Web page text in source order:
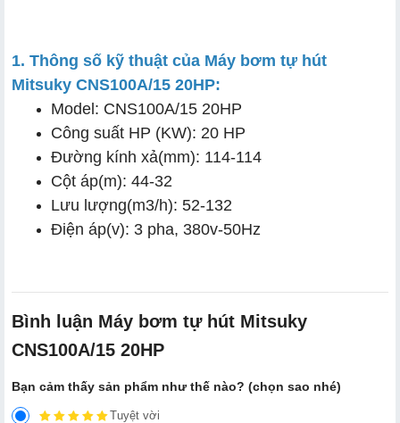
1. Thông số kỹ thuật của Máy bơm tự hút
Mitsuky CNS100A/15 20HP:
Model: CNS100A/15 20HP
Công suất HP (KW): 20 HP
Đường kính xả(mm): 114-114
Cột áp(m): 44-32
Lưu lượng(m3/h): 52-132
Điện áp(v): 3 pha, 380v-50Hz
Bình luận Máy bơm tự hút Mitsuky
CNS100A/15 20HP
Bạn cảm thấy sản phẩm như thế nào? (chọn sao nhé)
Tuyệt vời